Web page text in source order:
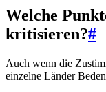
Welche
kritisieren?#
Auch wenn die
einzelne Länder